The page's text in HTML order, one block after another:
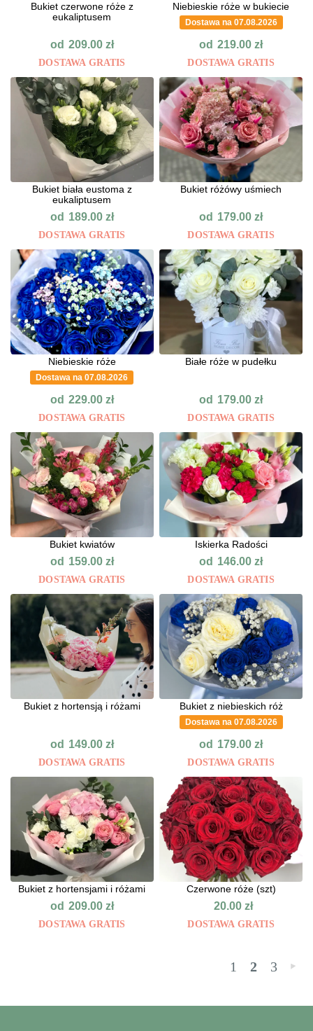
Bukiet czerwone róże z
eukaliptusem
od 209.00 zł
DOSTAWA GRATIS
Niebieskie róże w bukiecie
Dostawa na 07.08.2026
od 219.00zł
DOSTAWA GRATIS
Bukiet biała eustoma z
eukaliptusem
od 189.00 zł
DOSTAWA GRATIS
Bukiet różówy uśmiech
od 179.00zł
DOSTAWA GRATIS
Niebieskie róże
Dostawa na 07.08.2026
od 229.00 zł
DOSTAWA GRATIS
Białe róże w pudełku
od 179.00zł
DOSTAWA GRATIS
Bukiet kwiatów
od 159.00 zł
DOSTAWA GRATIS
Iskierka Radości
od 146.00zł
DOSTAWA GRATIS
Bukiet z hortensją i różami
od 149.00 zł
DOSTAWA GRATIS
Bukiet z niebieskich róż
Dostawa na 07.08.2026
od 179.00zł
DOSTAWA GRATIS
Bukiet z hortensjami i różami
od 209.00 zł
DOSTAWA GRATIS
Czerwone róże (szt)
20.00 zł
DOSTAWA GRATIS
1 2 3 »